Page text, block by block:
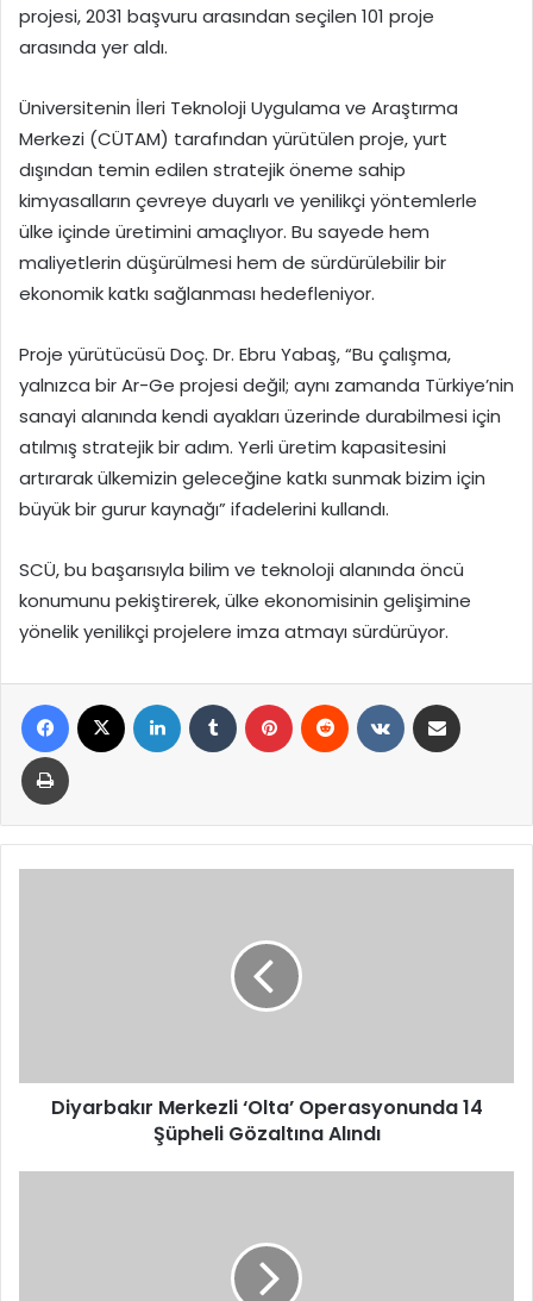
projesi, 2031 başvuru arasından seçilen 101 proje
arasında yer aldı.
Üniversitenin İleri Teknoloji Uygulama ve Araştırma
Merkezi (CÜTAM) tarafından yürütülen proje, yurt
dışından temin edilen stratejik öneme sahip
kimyasalların çevreye duyarlı ve yenilikçi yöntemlerle
ülke içinde üretimini amaçlıyor. Bu sayede hem
maliyetlerin düşürülmesi hem de sürdürülebilir bir
ekonomik katkı sağlanması hedefleniyor.
Proje yürütücüsü Doç. Dr. Ebru Yabaş, “Bu çalışma,
yalnızca bir Ar-Ge projesi değil; aynı zamanda Türkiye’nin
sanayi alanında kendi ayakları üzerinde durabilmesi için
atılmış stratejik bir adım. Yerli üretim kapasitesini
artırarak ülkemizin geleceğine katkı sunmak bizim için
büyük bir gurur kaynağı” ifadelerini kullandı.
SCÜ, bu başarısıyla bilim ve teknoloji alanında öncü
konumunu pekiştirerek, ülke ekonomisinin gelişimine
yönelik yenilikçi projelere imza atmayı sürdürüyor.
Facebook LinkedIn Tumblr Pinterest Reddit VKontakte
Yazdır
Diyarbakır Merkezli ‘Olta’ Operasyonunda 14
Şüpheli Gözaltına Alındı